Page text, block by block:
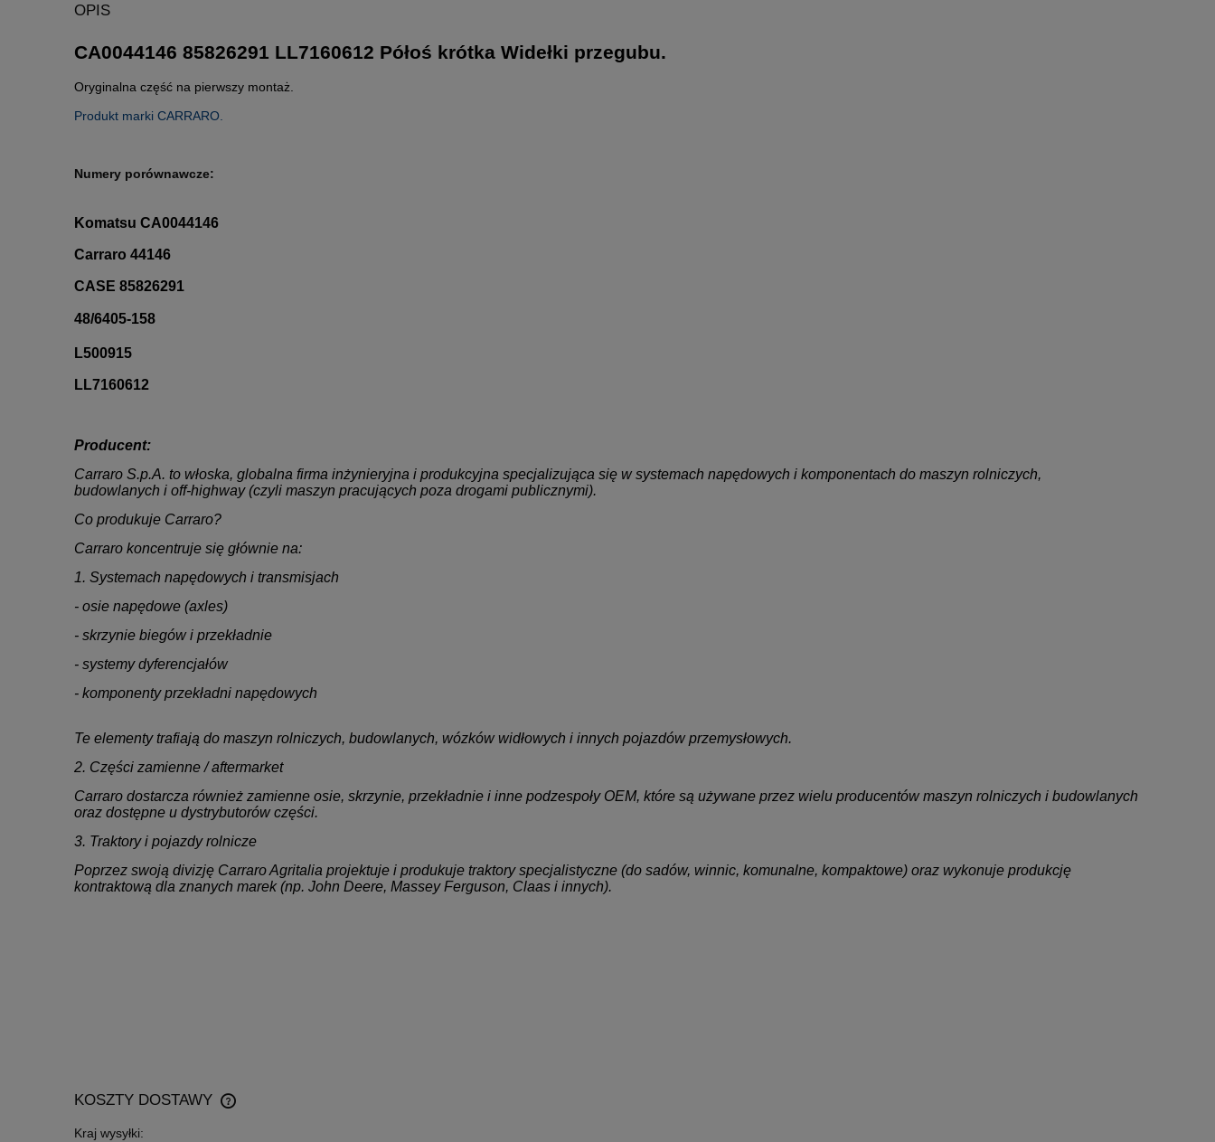
OPIS
CA0044146 85826291 LL7160612 Półoś krótka Widełki przegubu.
Oryginalna część na pierwszy montaż.
Produkt marki CARRARO.
Numery porównawcze:
Komatsu CA0044146
Carraro 44146
CASE 85826291
48/6405-158
L500915
LL7160612
Producent:
Carraro S.p.A. to włoska, globalna firma inżynieryjna i produkcyjna specjalizująca się wsystemach napędowych i komponentach do maszyn rolniczych,
budowlanych i off-highway (czyli maszyn pracujących poza drogami publicznymi).
Co produkuje Carraro?
Carraro koncentruje się głównie na:
1. Systemach napędowych i transmisjach
- osie napędowe (axles)
- skrzynie biegów i przekładnie
- systemy dyferencjałów
- komponenty przekładni napędowych
Te elementy trafiają do maszyn rolniczych, budowlanych, wózków widłowych i innych pojazdów przemysłowych.
2. Części zamienne / aftermarket
Carraro dostarcza również zamienne osie, skrzynie, przekładnie i inne podzespoły OEM, które są używane przez wielu producentów maszyn rolniczych i budowlanych
oraz dostępne u dystrybutorów części.
3. Traktory i pojazdy rolnicze
Poprzez swoją divizję Carraro Agritalia projektuje i produkuje traktory specjalistyczne (do sadów, winnic, komunalne, kompaktowe) oraz wykonuje produkcję
kontraktową dla znanych marek (np. John Deere, Massey Ferguson, Claas i innych).
KOSZTY DOSTAWY
Kraj wysyłki: